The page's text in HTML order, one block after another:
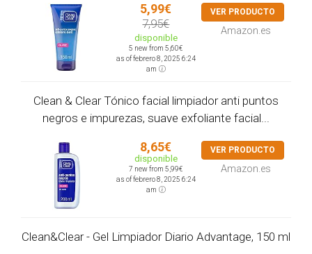
5,99€
7,95€
disponible
5 new from 5,60€
as of febrero 8, 2025 6:24
am
VER PRODUCTO
Amazon.es
Clean & Clear Tónico facial limpiador anti puntos
negros e impurezas, suave exfoliante facial...
8,65€
disponible
7 new from 5,99€
as of febrero 8, 2025 6:24
am
VER PRODUCTO
Amazon.es
Clean&Clear - Gel Limpiador Diario Advantage, 150 ml